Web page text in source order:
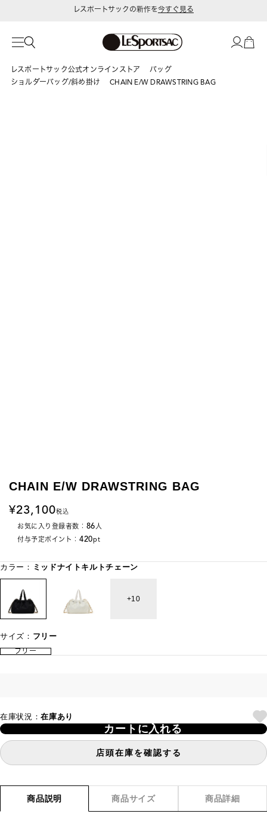
レスポートサック公式オンラインストア
バッグ
ショルダーバッグ/斜め掛け
CHAIN E/W DRAWSTRING BAG
CHAIN E/W DRAWSTRING BAG
23,100税込
お気に入り登録者数： 86人
付与予定ポイント： 420pt
カラー： ミッドナイトキルトチェーン
10
サイズ： フリー
フリー
在庫状況：在庫あり
カートに入れる
店頭在庫を確認する
商品説明 商品サイズ 商品詳細